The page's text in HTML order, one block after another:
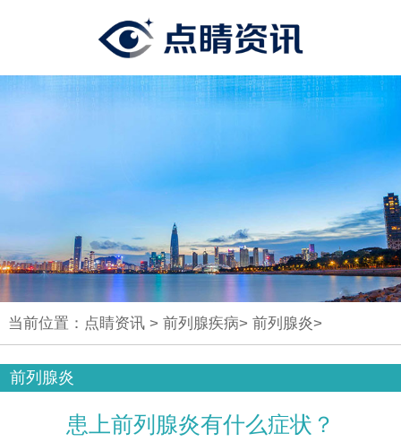
当前位置： 点睛资讯> 前列腺疾病> 前列腺炎>
前列腺炎
患上前列腺炎有什么症状？